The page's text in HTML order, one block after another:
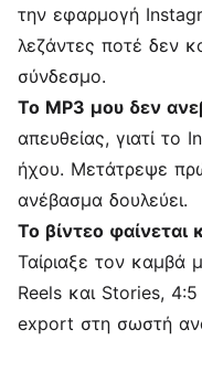
την εφαρμογή
λεζάντες ποτέ δεν
σύνδεσμο.
Το MP3 μου δεν
απευθείας, γιατί το
ήχου. Μετάτρεψε
ανέβασμα δουλεύει.
Το βίντεο
Ταίριαξε τον καμβά
Reels και Stories,
export στη σωστή